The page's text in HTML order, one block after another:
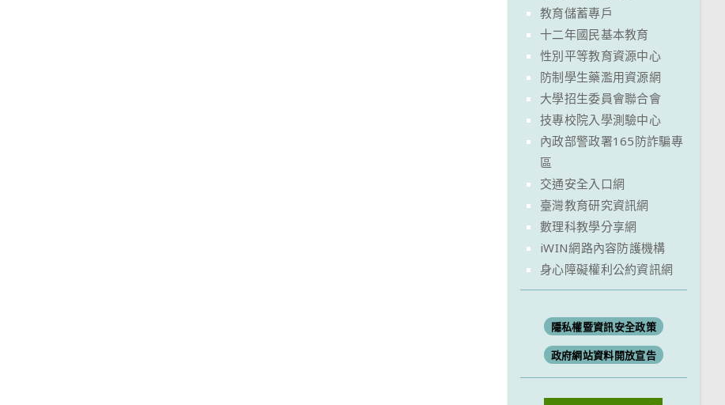
氣品質資料請開啟
教育儲蓄專戶
十二年國民基本教育
性別平等教育資源中心
防制學生藥濫用資源網
大學招生委員會聯合會
技專校院入學測驗中心
內政部警政署165防詐騙專
區
交通安全入口網
臺灣教育研究資訊網
數理科教學分享網
iWIN網路內容防護機構
身心障礙權利公約資訊網
隱私權暨資訊安全政策
政府網站資料開放宣告